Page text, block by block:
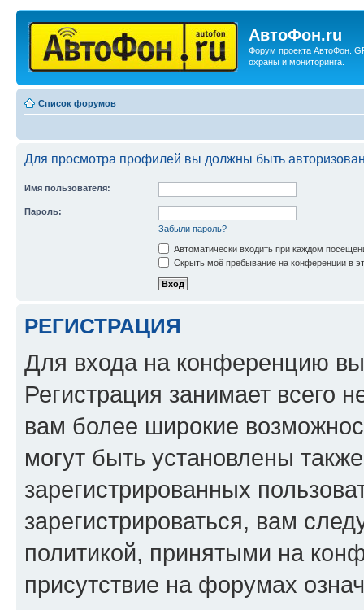
АвтоФон.ru
Форум проекта АвтоФон.
охраны и мониторинга.
Список форумов
Для просмотра профилей вы должны быть
Имя пользователя:
Пароль:
Забыли пароль?
Автоматически входить при каждом
Скрыть моё пребывание на конференции в
РЕГИСТРАЦИЯ
Для входа на конференцию
Регистрация занимает всего
вам более широкие
могут быть установлены
зарегистрированных
зарегистрироваться, вам
политикой, принятыми на
присутствие на форумах